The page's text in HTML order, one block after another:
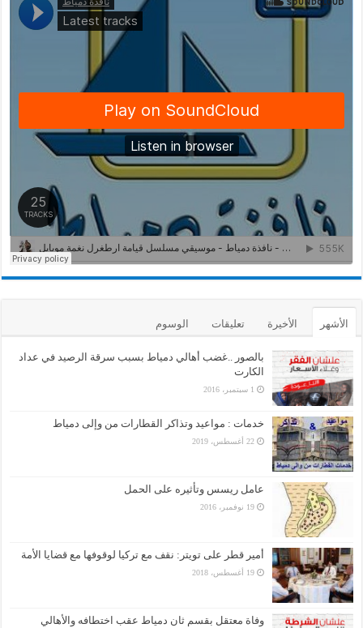
الأشهر الأخيرة تعليقات الوسوم
بالصور ..غضب أهالي دمياط بسبب سرقة الرصيد في عداد
الكارت
1 سبتمبر، 2016
خدمات : مواعيد وتذاكر القطارات من وإلى دمياط
22 أغسطس، 2019
عامل ريسس وتأثيره على الحمل
19 نوفمبر، 2016
أمير قطر على تويتر: نقف مع تركيا لوقوفها مع قضايا الأمة
19 أغسطس، 2018
وفاة معتقل بقسم ثان دمياط عقب اختطافه والأهالي